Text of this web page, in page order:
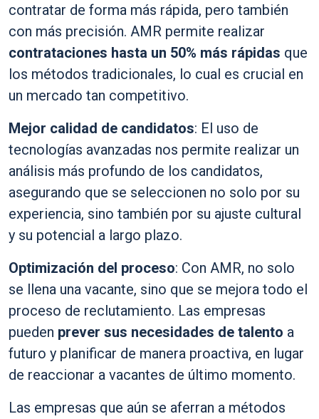
contratar de forma más rápida, pero también
con más precisión. AMR permite realizar
contrataciones hasta un 50% más rápidas que
los métodos tradicionales, lo cual es crucial en
un mercado tan competitivo.
Mejor calidad de candidatos: El uso de
tecnologías avanzadas nos permite realizar un
análisis más profundo de los candidatos,
asegurando que se seleccionen no solo por su
experiencia, sino también por su ajuste cultural
y su potencial a largo plazo.
Optimización del proceso: Con AMR, no solo
se llena una vacante, sino que se mejora todo el
proceso de reclutamiento. Las empresas
pueden prever sus necesidades de talento a
futuro y planificar de manera proactiva, en lugar
de reaccionar a vacantes de último momento.
Las empresas que aún se aferran a métodos